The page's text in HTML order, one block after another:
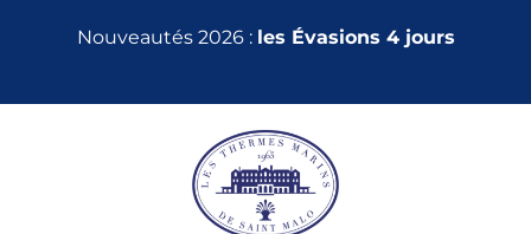
Nouveautés 2026 : les Évasions 4 jours